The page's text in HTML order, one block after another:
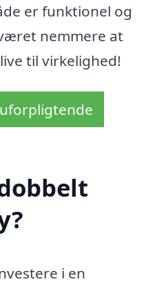
er funktionel og
nemmere at
til virkelighed!
i en